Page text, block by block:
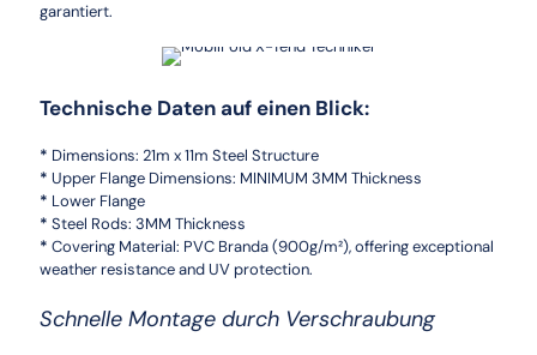
garantiert.
Technische Daten auf einen Blick:
* Dimensions: 21m x 11m Steel Structure
* Upper Flange Dimensions: MINIMUM 3MM Thickness
* Lower Flange
* Steel Rods: 3MM Thickness
* Covering Material: PVC Branda (900g/m²), offering exceptional
weather resistance and UV protection.
Schnelle Montage durch Verschraubung